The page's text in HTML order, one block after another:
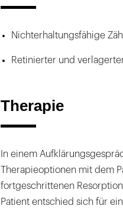
Nichterhaltungsfähige
Retinierter und
Therapie
In einem
Therapieoptionen mit dem
fortgeschrittenen
Patient entschied sich für